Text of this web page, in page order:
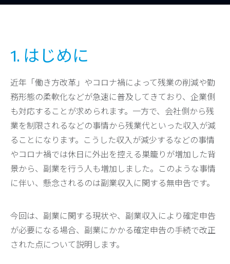
1. はじめに
近年「働き方改革」やコロナ禍によって残業の削減や勤
務形態の柔軟化などが急速に普及してきており、企業側
も対応することが求められます。一方で、会社側から残
業を制限されるなどの事情から残業代といった収入が減
ることになります。こうした収入が減少するなどの事情
やコロナ禍では休日に外出を控える巣籠りが増加した背
景から、副業を行う人も増加しました。このような事情
に伴い、懸念されるのは副業収入に関する無申告です。
今回は、副業に関する現状や、副業収入により確定申告
が必要になる場合、副業にかかる確定申告の手続で改正
された点について説明します。